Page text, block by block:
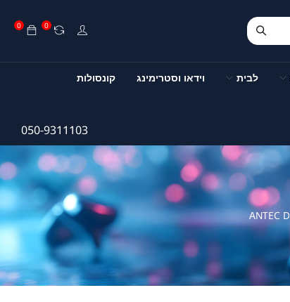
0 0
לבית וידאו וסטרימינג
קונסולות
050-9311103